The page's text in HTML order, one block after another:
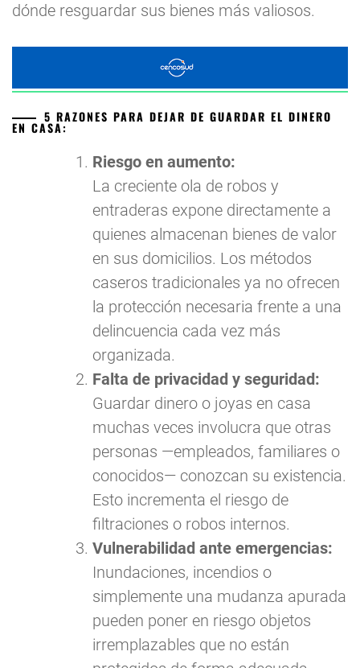
dónde resguardar sus bienes más valiosos.
5 RAZONES PARA DEJAR DE GUARDAR EL DINERO
EN CASA:
Riesgo en aumento:
La creciente ola de robos y
entraderas expone directamente a
quienes almacenan bienes de valor
en sus domicilios. Los métodos
caseros tradicionales ya no ofrecen
la protección necesaria frente a una
delincuencia cada vez más
organizada.
Falta de privacidad y seguridad:
Guardar dinero o joyas en casa
muchas veces involucra que otras
personas —empleados, familiares o
conocidos— conozcan su existencia.
Esto incrementa el riesgo de
filtraciones o robos internos.
Vulnerabilidad ante emergencias:
Inundaciones, incendios o
simplemente una mudanza apurada
pueden poner en riesgo objetos
irremplazables que no están